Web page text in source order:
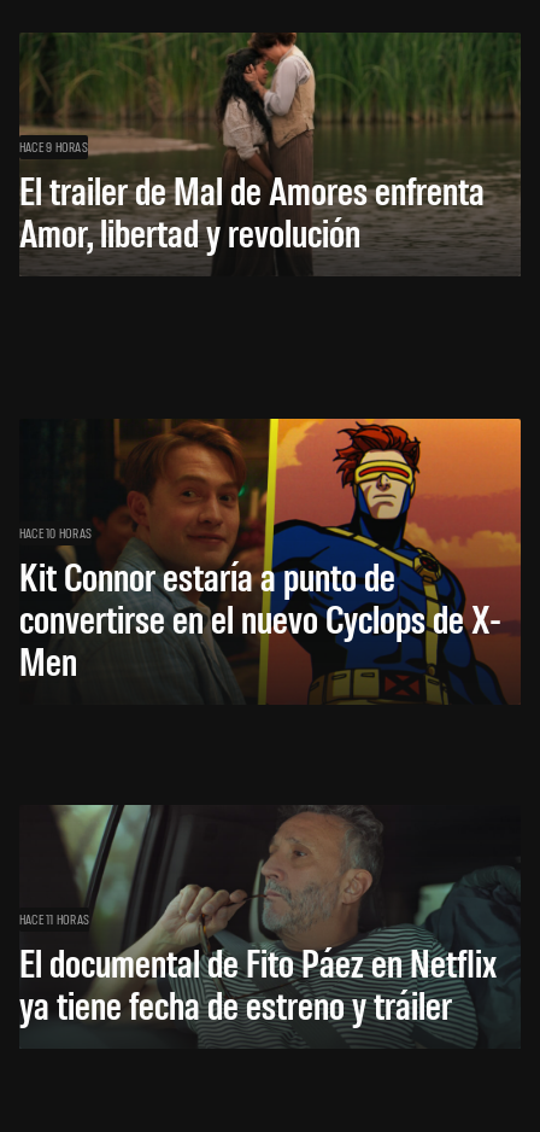
HACE 9 HORAS
El trailer de Mal de Amores enfrenta
Amor, libertad y revolución
HACE 10 HORAS
Kit Connor estaría a punto de
convertirse en el nuevo Cyclops de X-
Men
HACE 11 HORAS
El documental de Fito Páez en Netflix
ya tiene fecha de estreno y tráiler